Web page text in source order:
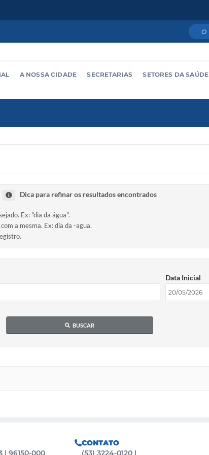
A NOSSA CIDADE SECRETARIAS SETORES DA SAÚDE
Dica para refinar os resultados encontrados
Ex: "dia da água".
a mesma. Ex: dia da -agua.
Data Inicial
BUSCAR
| 96150-000
CONTATO
(53) 3224-0120 |